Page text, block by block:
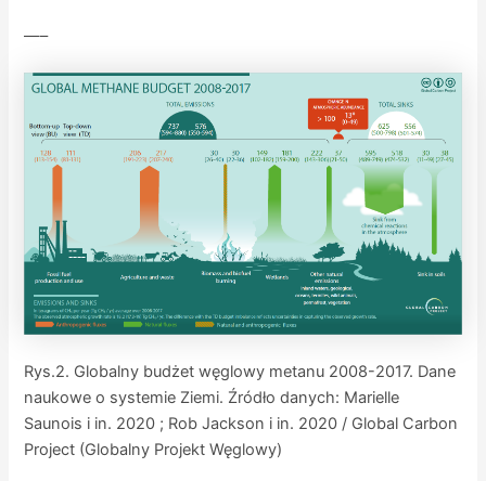
—–
Rys.2. Globalny budżet węglowy metanu 2008-2017. Dane
naukowe o systemie Ziemi. Źródło danych: Marielle
Saunois i in. 2020 ; Rob Jackson i in. 2020 / Global Carbon
Project (Globalny Projekt Węglowy)